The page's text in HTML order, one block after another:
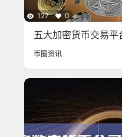
127 0
五大加密货币交易平
交易平台TOP5
币圈资讯